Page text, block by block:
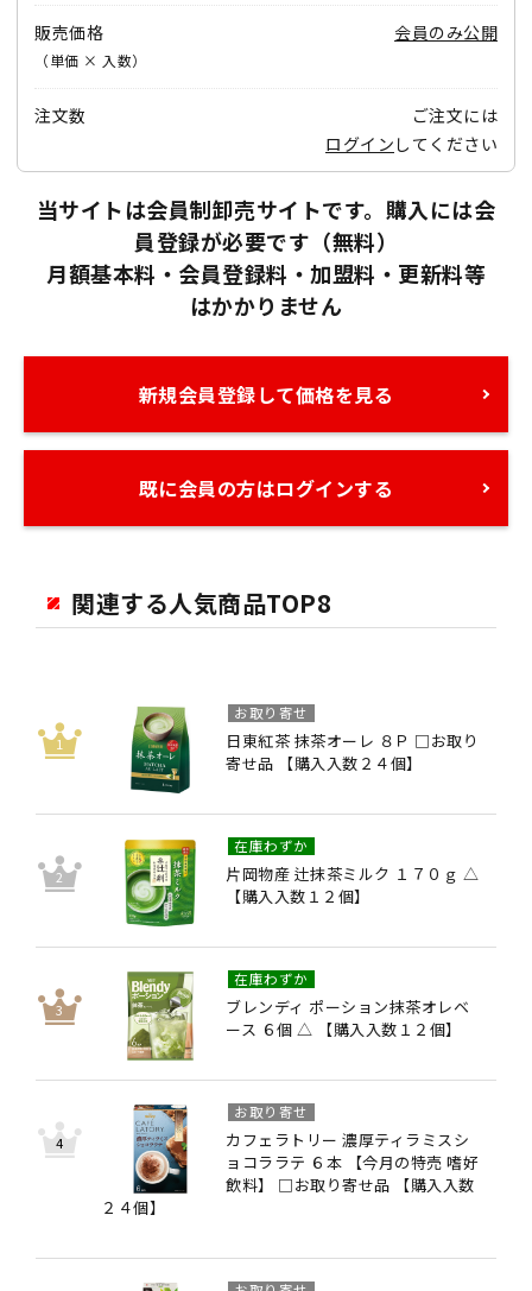
販売価格
（単価 × 入数）
会員のみ公開
注文数
ご注文には
ログイン してください
当サイトは会員制卸売サイトです。購入には会
員登録が必要です（無料）
月額基本料・会員登録料・加盟料・更新料等
はかかりません
新規会員登録して価格を見る
既に会員の方はログインする
関連する人気商品TOP8
日東紅茶 抹茶オーレ ８Ｐ □お取り
寄せ品 【購入入数２４個】
お取り寄せ
片岡物産 辻抹茶ミルク １７０ｇ △
【購入入数１２個】
在庫わずか
ブレンディ ポーション抹茶オレベ
ース ６個 △ 【購入入数１２個】
在庫わずか
カフェラトリー 濃厚ティラミスシ
ョコララテ ６本 【今月の特売 嗜好
飲料】 □お取り寄せ品 【購入入数
２４個】
お取り寄せ